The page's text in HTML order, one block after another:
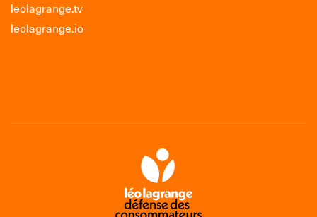
leolagrange.tv
leolagrange.io